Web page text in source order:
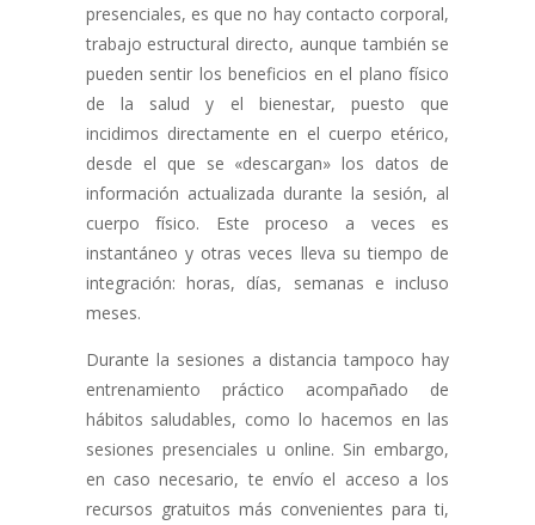
presenciales, es que no hay contacto corporal,
trabajo estructural directo, aunque también se
pueden sentir los beneficios en el plano físico
de la salud y el bienestar, puesto que
incidimos directamente en el cuerpo etérico,
desde el que se «descargan» los datos de
información actualizada durante la sesión, al
cuerpo físico. Este proceso a veces es
instantáneo y otras veces lleva su tiempo de
integración: horas, días, semanas e incluso
meses.
Durante la sesiones a distancia tampoco hay
entrenamiento práctico acompañado de
hábitos saludables, como lo hacemos en las
sesiones presenciales u online. Sin embargo,
en caso necesario, te envío el acceso a los
recursos gratuitos más convenientes para ti,